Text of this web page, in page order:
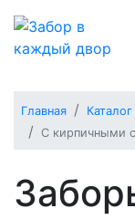
Главная Каталог
С кирпичными